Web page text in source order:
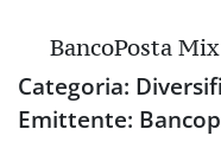
BancoPosta
Categoria:
Emittente: